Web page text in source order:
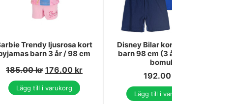
Trendy ljusrosa kort
barn 3 år / 98 cm
185.00kr 176.00 kr
Lägg till i varukorg
Disney Bilar kort pyjamas
barn 98 cm (3 år) – 100%
bomull
192.00
Lägg till i varukorg